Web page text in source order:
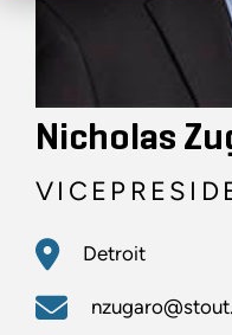
Nicholas
Detroit